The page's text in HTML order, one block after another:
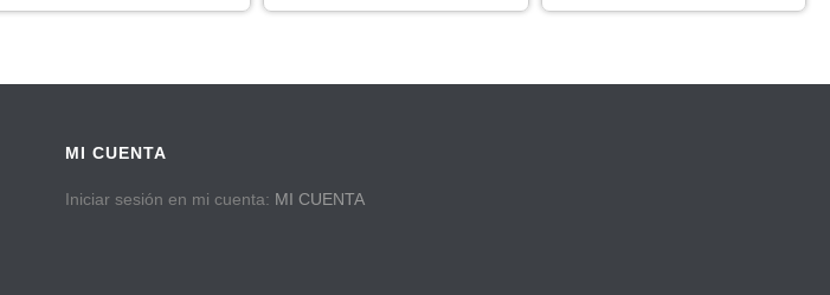
MI CUENTA
Iniciar sesión en mi cuenta: MI CUENTA